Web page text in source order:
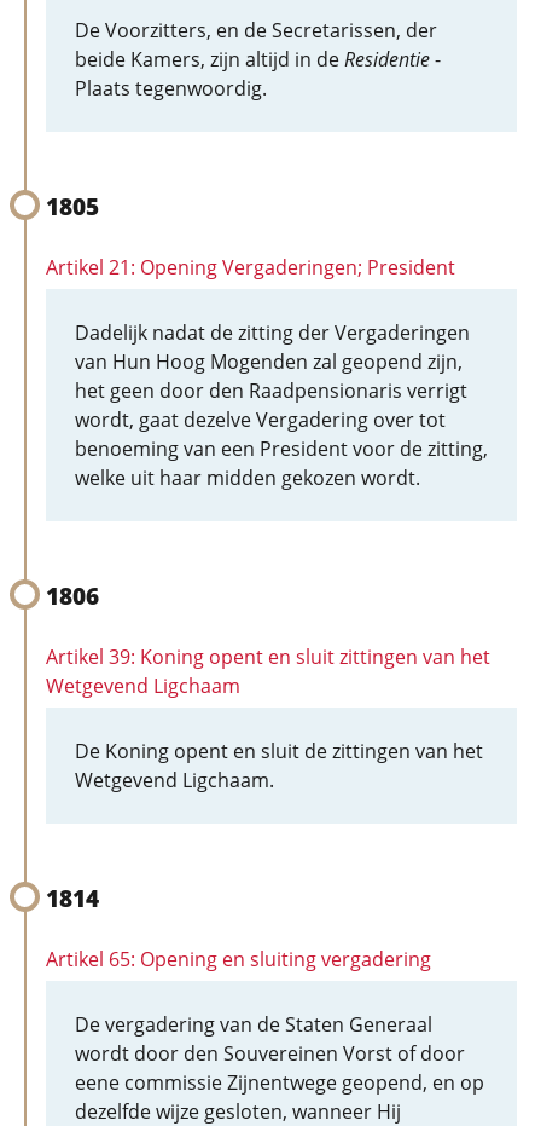
De Voorzitters, en de Secretarissen, der
beide Kamers, zijn altijd in deResidentie-
Plaats tegenwoordig.
1805
Artikel 21: Opening Vergaderingen; President
Dadelijk nadat de zitting der Vergaderingen
van Hun Hoog Mogenden zal geopend zijn,
het geen door den Raadpensionaris verrigt
wordt, gaat dezelve Vergadering over tot
benoeming van een President voor de zitting,
welke uit haar midden gekozen wordt.
1806
Artikel 39: Koning opent en sluit zittingen van het
Wetgevend Ligchaam
De Koning opent en sluit de zittingen van het
Wetgevend Ligchaam.
1814
Artikel 65: Opening en sluiting vergadering
De vergadering van de Staten Generaal
wordt door den Souvereinen Vorst of door
eene commissie Zijnentwege geopend, en op
dezelfde wijze gesloten, wanneer Hij